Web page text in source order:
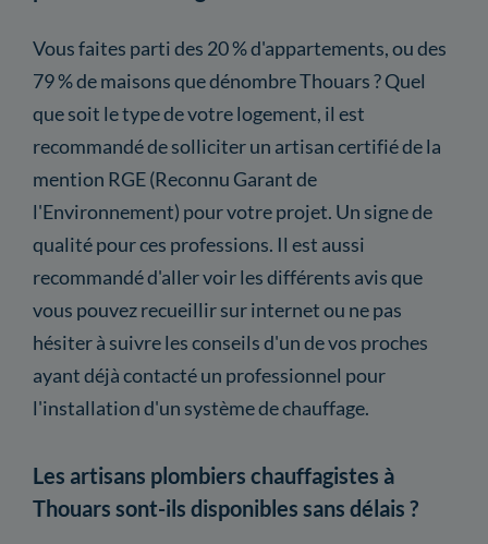
Vous faites parti des 20 % d'appartements, ou des
79 % de maisons que dénombre Thouars ? Quel
que soit le type de votre logement, il est
recommandé de solliciter un artisan certifié de la
mention RGE (Reconnu Garant de
l'Environnement) pour votre projet. Un signe de
qualité pour ces professions. Il est aussi
recommandé d'aller voir les différents avis que
vous pouvez recueillir sur internet ou ne pas
hésiter à suivre les conseils d'un de vos proches
ayant déjà contacté un professionnel pour
l'installation d'un système de chauffage.
Les artisans plombiers chauffagistes à
Thouars sont-ils disponibles sans délais ?